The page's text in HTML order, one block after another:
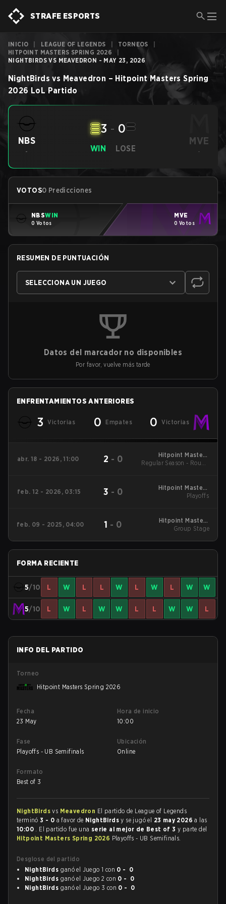
STRAFE ESPORTS
INICIO LEAGUE OF LEGENDS TORNEOS
HITPOINT MASTERS SPRING 2026
NIGHTBIRDS VS MEAVEDRON - MAY 23, 2026
NightBirds vs Meavedron – Hitpoint Masters Spring
2026 LoL Partido
NBS
- WIN
3 - 0
LOSE
MVE
-
VOTOS0 Predicciones
NBSWIN
0 Votos
MVE
0 Votos
RESUMEN DE PUNTUACIÓN
SELECCIONA UN JUEGO
Datos del marcador no disponibles
Por favor, vuelve más tarde
ENFRENTAMIENTOS ANTERIORES
3 Victorias 0 Empates 0 Victorias
abr. 18 - 2026, 11:00 2 - 0
Hitpoint Masters
Spring 2026
Regular Season - Round
feb. 12 - 2026, 03:15 3 - 0
Hitpoint Masters
Winter 2026 Playoffs
Playoffs
feb. 09 - 2025, 04:00 1 - 0
Hitpoint Masters
Winter 2025 Group
Group Stage
FORMA RECIENTE
5/10 L W L L W L W L W W
5/10 L W L W W L L W W L
INFO DEL PARTIDO
Torneo
Hitpoint Masters Spring 2026
Fecha
23 May
Hora de inicio
10:00
Fase
Playoffs - UB Semifinals
Ubicación
Online
Formato
Best of 3
NightBirdsvs Meavedron El partido de League of Legends
terminó3 - 0 a favor de NightBirdsy se jugó el 23 may 2026a las
10:00 . El partido fue una serie al mejor de Best of 3y parte del
Hitpoint Masters Spring 2026 Playoffs - UB Semifinals.
Desglose del partido
NightBirds ganó el Juego 1 con 0 - 0
NightBirds ganó el Juego 2 con 0 - 0
NightBirds ganó el Juego 3 con 0 - 0